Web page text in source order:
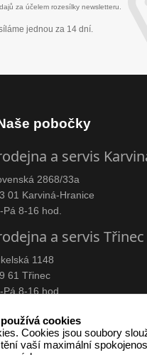
za účelem rozesílky newsletteru.
jednou za 14 dní.
pobočky
a servis
2868/33a
01 Karviná-Hranice
Pá 8-16 hod.
a servis Třinec
1148
61 Třinec
Pá 8-16 hod.
cookies
Cookies jsou soubory
vaší maximální